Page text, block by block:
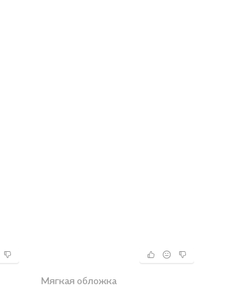
Мягкая обложка